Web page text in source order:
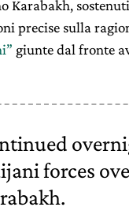
Karabakh,
precise sulla
giunte dal fronte
forces